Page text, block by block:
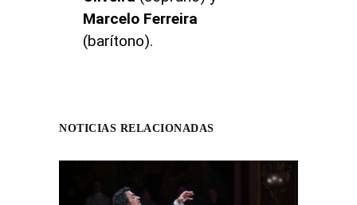
Marcelo Ferreira
(barítono).
NOTICIAS RELACIONADAS